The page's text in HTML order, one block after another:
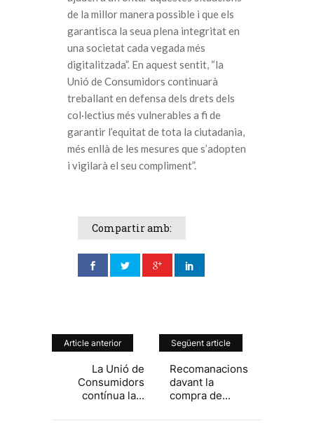
de la millor manera possible i que els
garantisca la seua plena integritat en
una societat cada vegada més
digitalitzada”. En aquest sentit, “la
Unió de Consumidors continuarà
treballant en defensa dels drets dels
col·lectius més vulnerables a fi de
garantir l’equitat de tota la ciutadania,
més enllà de les mesures que s’adopten
i vigilarà el seu compliment”.
Compartir amb:
Article anterior
La Unió de
Consumidors
contínua la...
Següent article
Recomanacions
davant la
compra de...